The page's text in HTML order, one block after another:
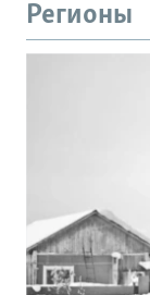
Регионы